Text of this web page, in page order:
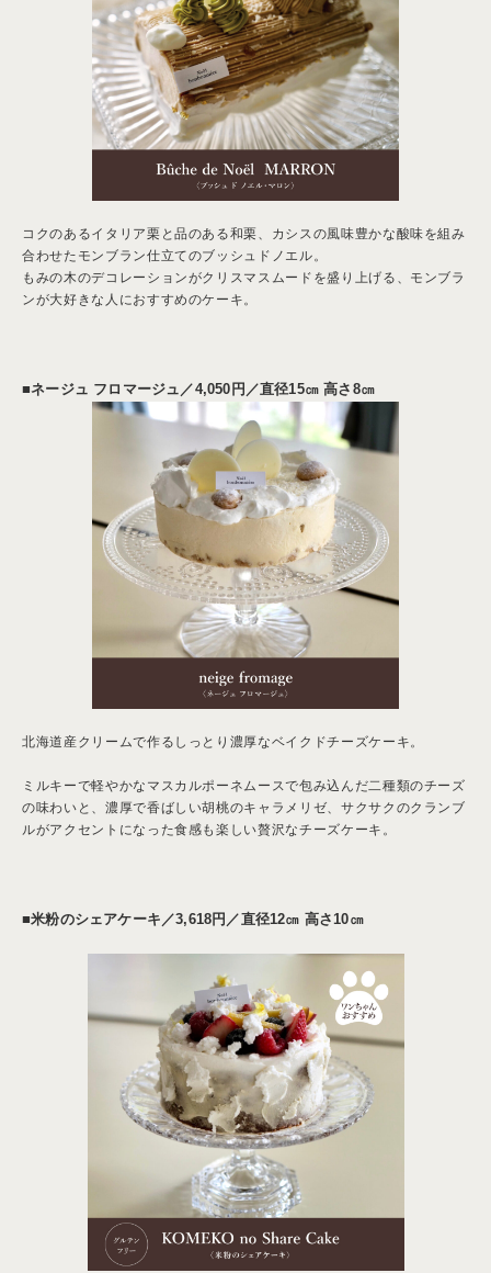
コクのあるイタリア栗と品のある和栗、カシスの風味豊かな酸味を組み
合わせたモンブラン仕立てのブッシュドノエル。
もみの木のデコレーションがクリスマスムードを盛り上げる、モンブラ
ンが大好きな人におすすめのケーキ。
■ネージュ フロマージュ／4,050円／直径15㎝ 高さ8㎝
北海道産クリームで作るしっとり濃厚なベイクドチーズケーキ。
ミルキーで軽やかなマスカルポーネムースで包み込んだ二種類のチーズ
の味わいと、濃厚で香ばしい胡桃のキャラメリゼ、サクサクのクランブ
ルがアクセントになった食感も楽しい贅沢なチーズケーキ。
■米粉のシェアケーキ／3,618円／直径12㎝ 高さ10㎝